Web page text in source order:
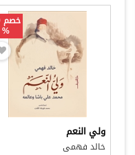
%
ولي النعم
خالد فهمى